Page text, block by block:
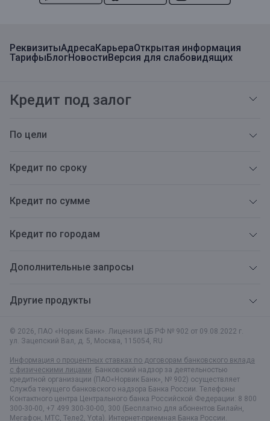
© 2026, ПАО «Норвик Банк». Лицензия ЦБ РФ № 902 от 09.08.2022 г.
ул. Зацепский Вал, д. 5, Москва, 115054, RU
Информация о процентных ставках по договорам банковского вклада
с физическими лицами. Банковский надзор за деятельностью
кредитной организации (ПАО«Норвик Банк», № 902) осуществляет
Служба текущего банковского надзора Банка России. Телефоны
Контактного центра Центрального банка Российской Федерации: 8 800
300-30-00, +7 499 300-30-00, 300 (Бесплатно для абонентов Билайн,
Мегафон, МТС, Теле2, Yota). Интернет-приемная Банка России.
РеквизитыАдресаКарьераОткрытая информация
ТарифыБлогНовостиВерсия для слабовидящих
Кредит под залог
По цели
Кредит по сроку
Кредит по сумме
Кредит по городам
Дополнительные запросы
Другие продукты